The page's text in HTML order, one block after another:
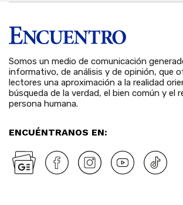
Somos un medio de comunicación
informativo, de análisis y de opinión, que
lectores una aproximación a la realidad
búsqueda de la verdad, el bien común y el
persona humana.
ENCUÉNTRANOS EN: